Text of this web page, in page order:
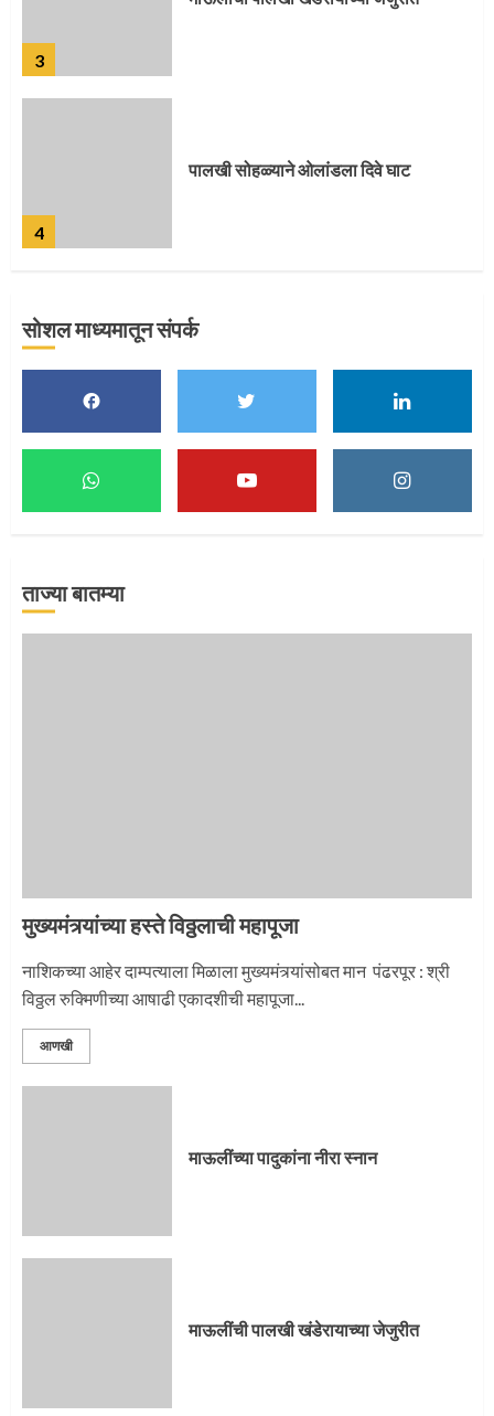
4
5
पुणेकरांकडून पालख्यांचे उत्साही स्वागत
मुख्यमंत्र्यांच्या हस्ते विठ्ठलाची महापूजा
माऊलींच्या पादुकांना नीरा स्नान
सोशल माध्यमातून संपर्क
ताज्या बातम्या
मुख्यमंत्र्यांच्या हस्ते विठ्ठलाची महापूजा
नाशिकच्या आहेर दाम्पत्याला मिळाला मुख्यमंत्र्यांसोबत मान पंढरपूर : श्री
विठ्ठल रुक्मिणीच्या आषाढी एकादशीची महापूजा...
आणखी
माऊलींच्या पादुकांना नीरा स्नान
माऊलींची पालखी खंडेरायाच्या जेजुरीत